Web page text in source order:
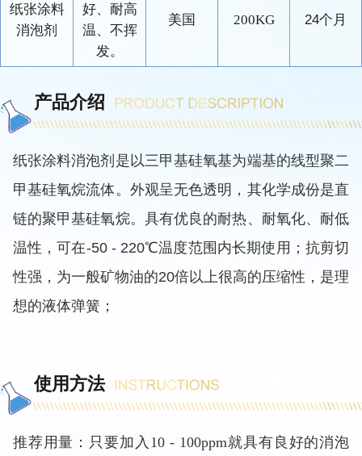
纸张涂料
消泡剂
好、耐高
温、不挥
发。
美国 200KG 24个月
产品介绍
纸张涂料消泡剂 是以三甲基硅氧基为端基的线型聚二
甲基硅氧烷流体。外观呈无色透明，其化学成份是直
链的聚甲基硅氧烷。 具有优良的耐热、耐氧化、耐低
温性，可在-50 - 220℃温度范围内长期使用；抗剪切
性强，为一般矿物油的20倍以上很高的压缩性，是理
想的液体弹簧；
使用方法
推荐用量：只要加入 10 - 100ppm就具有良好的消泡